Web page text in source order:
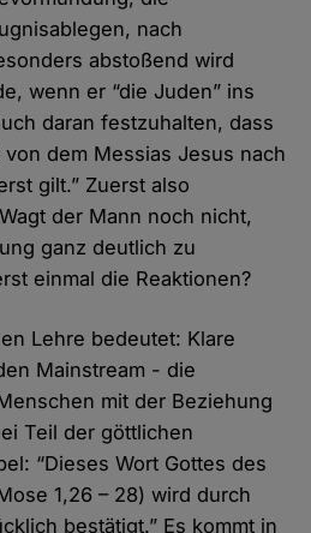
nach
abstoßend wird
wenn er “die Juden” ins
daran festzuhalten, dass
dem Messias Jesus nach
gilt.” Zuerst also
der Mann noch nicht,
ganz deutlich zu
einmal die Reaktionen?
Lehre bedeutet: Klare
Mainstream - die
mit der Beziehung
Teil der göttlichen
“Dieses Wort Gottes des
1,26 – 28) wird durch
bestätigt.” Es kommt in